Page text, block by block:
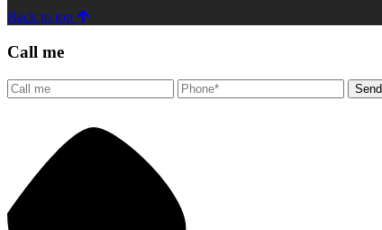
Back to top
Call me
Send